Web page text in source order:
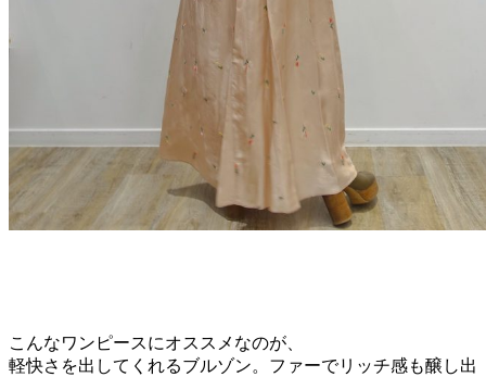
こんなワンピースにオススメなのが、
軽快さを出してくれるブルゾン。ファーでリッチ感も醸し出